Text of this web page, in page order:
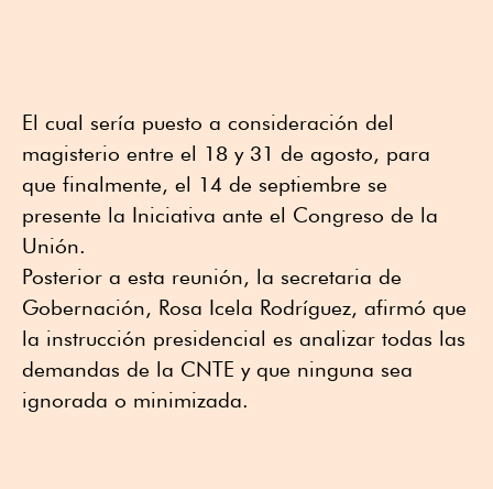
El cual sería puesto a consideración del
magisterio entre el 18 y 31 de agosto, para
que finalmente, el 14 de septiembre se
presente la Iniciativa ante el Congreso de la
Unión.
Posterior a esta reunión, la secretaria de
Gobernación, Rosa Icela Rodríguez, afirmó que
la instrucción presidencial es analizar todas las
demandas de la CNTE y que ninguna sea
ignorada o minimizada.